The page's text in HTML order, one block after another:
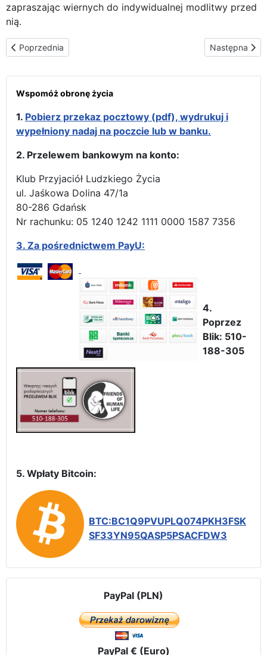
zapraszając wiernych do indywidualnej modlitwy przed
nią.
Poprzednia strona: Matka Boża w Ikonie Częstochowskiej
Poprzednia Następna
Następna
Wspomóż obronę życia
1. Pobierz przekaz pocztowy (pdf), wydrukuj i
wypełniony nadaj na poczcie lub w banku.
2. Przelewem bankowym na konto:
Klub Przyjaciół Ludzkiego Życia
ul. Jaśkowa Dolina 47/1a
80-286 Gdańsk
Nr rachunku: 05 1240 1242 1111 0000 1587 7356
3. Za pośrednictwem PayU:
4.
Poprzez
Blik: 510-
188-305
5. Wpłaty Bitcoin:
BTC:BC1Q9PVUPLQ074PKH3FSK
SF33YN95QASP5PSACFDW3
PayPal (PLN)
PayPal € (Euro)